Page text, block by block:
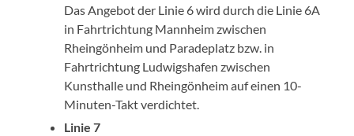
Das Angebot der Linie 6 wird durch die Linie 6A
in Fahrtrichtung Mannheim zwischen
Rheingönheim und Paradeplatz bzw. in
Fahrtrichtung Ludwigshafen zwischen
Kunsthalle und Rheingönheim auf einen 10-
Minuten-Takt verdichtet.
Linie 7